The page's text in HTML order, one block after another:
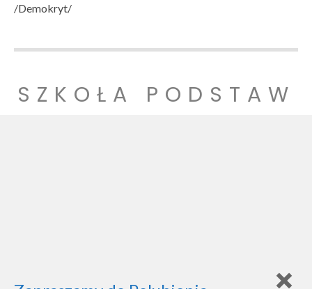
/Demokryt/
SZKOŁA PODSTAW